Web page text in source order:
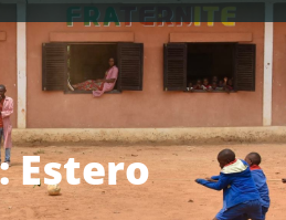
Estero